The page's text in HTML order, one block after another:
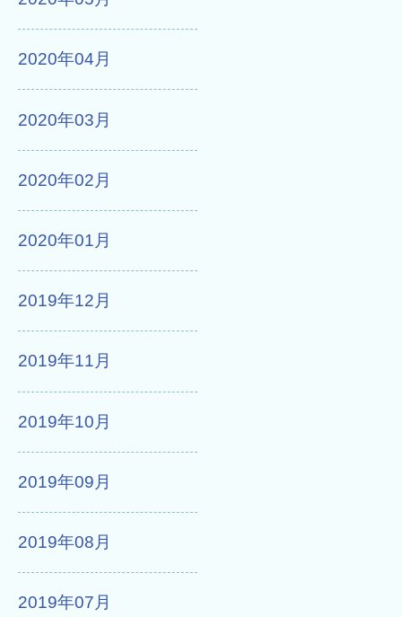
2020年04月
2020年03月
2020年02月
2020年01月
2019年12月
2019年11月
2019年10月
2019年09月
2019年08月
2019年07月